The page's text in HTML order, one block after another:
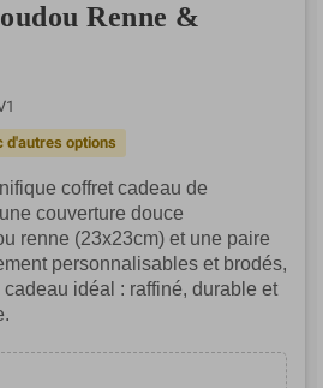
Renne &
d'autres options
coffret cadeau de
couverture douce
renne (23x23cm) et une paire
personnalisables et brodés,
idéal : raffiné, durable et